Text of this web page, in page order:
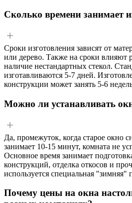
Сколько времени занимает
Сроки изготовления зависят от
или дерево. Также на сроки влияют
наличие нестандартных стекол.
изготавливаются 5-7 дней.
конструкции может занять 5-6
Можно ли устанавливать
Да, промежуток, когда старое окно
занимает 10-15 минут, комната не
Основное время занимает
конструкций, отделка откосов и
используется специальная "зимняя"
Почему цены на окна